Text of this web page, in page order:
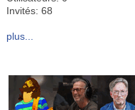
Invités: 68
plus...